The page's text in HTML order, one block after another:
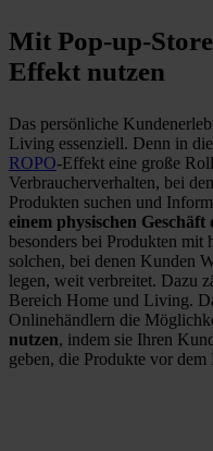
Mit Pop-up-
Effekt nutzen
Das persönliche
Living essenziell. Denn in
ROPO-Effekt eine große
Verbraucherverhalten, bei
Produkten suchen und
einem physischen
besonders bei Produkten mit
solchen, bei denen Kunden
legen, weit verbreitet. Dazu
Bereich Home und Living.
Onlinehändlern die
nutzen, indem sie Ihren
geben, die Produkte vor